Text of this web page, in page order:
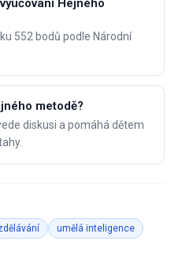
Hejného
552 bodů podle Národní
metodě?
diskusi a pomáhá dětem
umělá inteligence